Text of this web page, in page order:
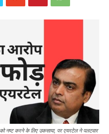
को नष्ट करने के लिए उकसाया, पर एयरटेल ने पलटवार